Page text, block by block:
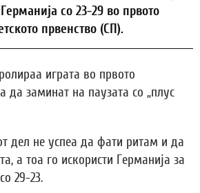
со 23-29 во првото
првенство (СП).
играта во првото
да заминат на паузата со „плус
дел не успеа да фати ритам и да
а тоа го искористи Германија за
29-23.